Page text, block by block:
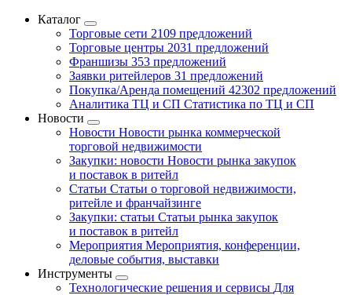
Каталог
Торговые сети 2109 предложений
Торговые центры 2031 предложений
Франшизы 353 предложений
Заявки ритейлеров 31 предложений
Покупка/Аренда помещений 42302 предложений
Аналитика ТЦ и СП Статистика по ТЦ и СП
Новости
Новости Новости рынка коммерческой
торговой недвижимости
Закупки: новости Новости рынка закупок
и поставок в ритейл
Статьи Статьи о торговой недвижимости,
ритейле и франчайзинге
Закупки: статьи Статьи рынка закупок
и поставок в ритейл
Мероприятия Мероприятия, конференции,
деловые события, выставки
Инструменты
Технологические решения и сервисы Для